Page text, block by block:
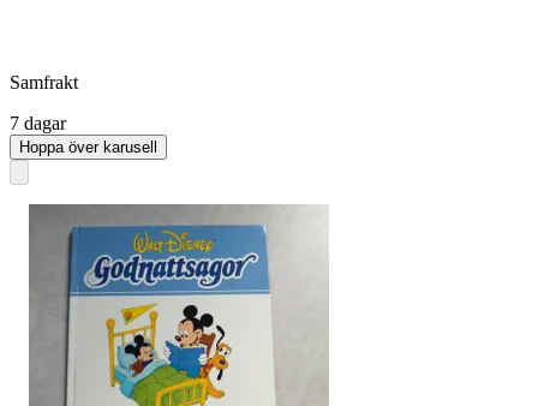
Samfrakt
7 dagar
Hoppa över karusell